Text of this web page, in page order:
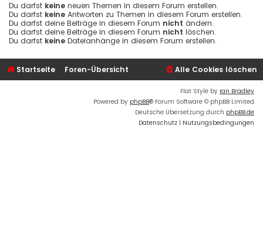
Du darfst keine neuen Themen in diesem Forum erstellen.
Du darfst keine Antworten zu Themen in diesem Forum erstellen.
Du darfst deine Beiträge in diesem Forum nicht ändern.
Du darfst deine Beiträge in diesem Forum nicht löschen.
Du darfst keine Dateianhänge in diesem Forum erstellen.
Startseite Foren-Übersicht Alle Cookies löschen
Flat Style by Ian Bradley
Powered by phpBB® Forum Software © phpBB Limited
Deutsche Übersetzung durch phpBB.de
Datenschutz | Nutzungsbedingungen